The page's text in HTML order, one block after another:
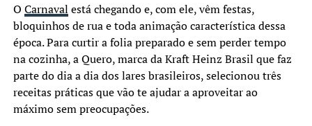
O Carnaval está chegando e, com ele, vêm festas,
bloquinhos de rua e toda animação característica dessa
época. Para curtir a folia preparado e sem perder tempo
na cozinha, a Quero, marca da Kraft Heinz Brasil que faz
parte do dia a dia dos lares brasileiros, selecionou três
receitas práticas que vão te ajudar a aproveitar ao
máximo sem preocupações.